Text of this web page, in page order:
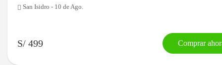
San Isidro - 10 de Ago.
S/ 499 Comprar